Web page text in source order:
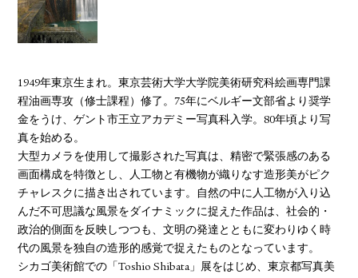
1949年東京生まれ。東京芸術大学大学院美術研究科絵画専門課
程油画専攻（修士課程）修了。75年にベルギー文部省より奨学
金をうけ、ゲント市王立アカデミー写真科入学。80年頃より写
真を始める。
大型カメラを使用して撮影された写真は、精密で緊張感のある
画面構成を特徴とし、人工物と有機物が織りなす造形美がピク
チャレスクに描き出されています。自然の中に人工物が入り込
んだ不可思議な風景をダイナミックに捉えた作品は、社会的・
政治的側面を反映しつつも、文明の発達とともに変わりゆく時
代の風景を独自の造形的感覚で捉えたものとなっています。
シカゴ美術館での「Toshio Shibata」展をはじめ、東京都写真美